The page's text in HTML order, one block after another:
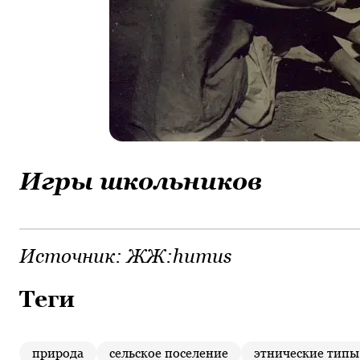
Игры школьников
Источник: ЖЖ:humus
Теги
природа сельское поселение этнические типы